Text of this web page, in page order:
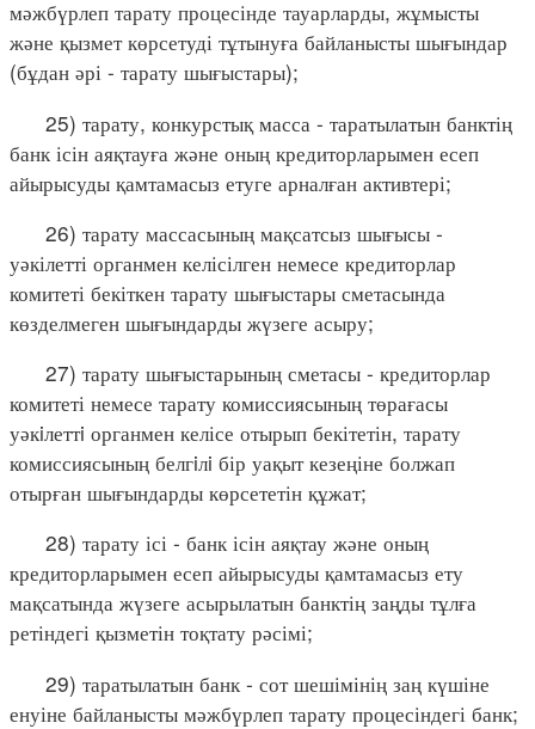
мәжбүрлеп тарату процесінде тауарларды, жұмысты
және қызмет көрсетуді тұтынуға байланысты шығындар
(бұдан әрі - тарату шығыстары);
25) тарату, конкурстық масса - таратылатын банктің
банк ісін аяқтауға және оның кредиторларымен есеп
айырысуды қамтамасыз етуге арналған активтері;
26) тарату массасының мақсатсыз шығысы -
уәкілетті органмен келісілген немесе кредиторлар
комитеті бекіткен тарату шығыстары сметасында
көзделмеген шығындарды жүзеге асыру;
27) тарату шығыстарының сметасы - кредиторлар
комитеті немесе тарату комиссиясының төрағасы
уәкiлеттi органмен келісе отырып бекітетін, тарату
комиссиясының белгiлi бір уақыт кезеңіне болжап
отырған шығындарды көрсететін құжат;
28) тарату ісі - банк ісін аяқтау және оның
кредиторларымен есеп айырысуды қамтамасыз ету
мақсатында жүзеге асырылатын банктің заңды тұлға
ретіндегі қызметін тоқтату рәсімі;
29) таратылатын банк - сот шешімінің заң күшіне
енуіне байланысты мәжбүрлеп тарату процесіндегі банк;